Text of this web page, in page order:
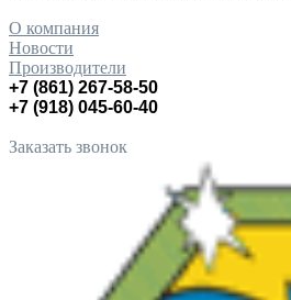
О компания
Новости
Производители
+7 (861) 267-58-50
+7 (918) 045-60-40
Заказать звонок